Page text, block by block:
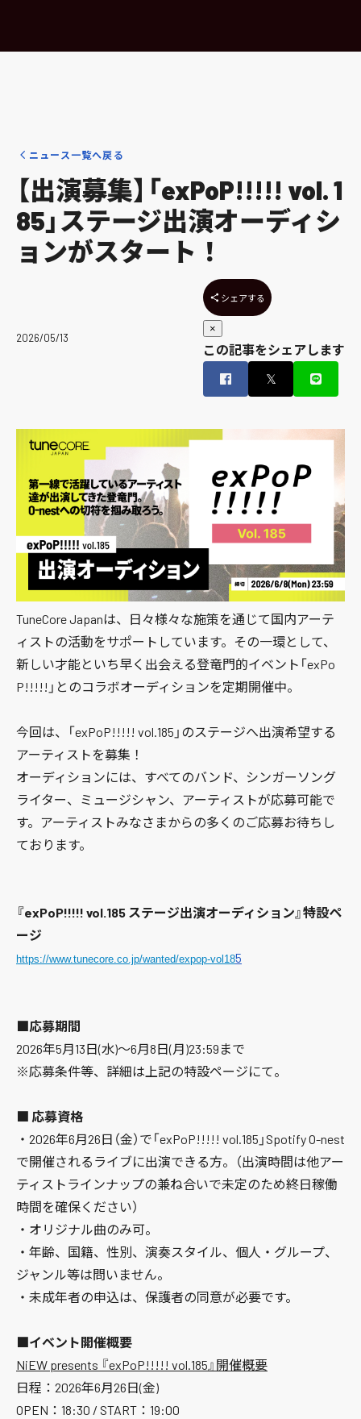
ニュース一覧へ戻る
【出演募集】「exPoP!!!!! vol. 1
85」ステージ出演オーディシ
ョンがスタート！
2026/05/13
シェアする
×
この記事をシェアします
𝕏
TuneCore Japanは、日々様々な施策を通じて国内アーテ
ィストの活動をサポートしています。その一環として、
新しい才能といち早く出会える登竜門的イベント「exPo
P!!!!!」とのコラボオーディションを定期開催中。
今回は、「exPoP!!!!! vol.185」のステージへ出演希望する
アーティストを募集！
オーディションには、すべてのバンド、シンガーソング
ライター、ミュージシャン、アーティストが応募可能で
す。アーティストみなさまからの多くのご応募お待ちし
ております。
『exPoP!!!!! vol.185 ステージ出演オーディション』特設ペ
ージ
https://www.tunecore.co.jp/wanted/expop-vol185
■応募期間
2026年5月13日(水)〜6月8日(月)23:59まで
※応募条件等、詳細は上記の特設ページにて。
■ 応募資格
・2026年6月26日（金）で「exPoP!!!!! vol.185」Spotify O-nest
で開催されるライブに出演できる方。（出演時間は他アー
ティストラインナップの兼ね合いで未定のため終日稼働
時間を確保ください）
・オリジナル曲のみ可。
・年齢、国籍、性別、演奏スタイル、個人・グループ、
ジャンル等は問いません。
・未成年者の申込は、保護者の同意が必要です。
■イベント開催概要
NiEW presents 『exPoP!!!!! vol.185』開催概要
日程：2026年6月26日(金)
OPEN：18:30 / START：19:00